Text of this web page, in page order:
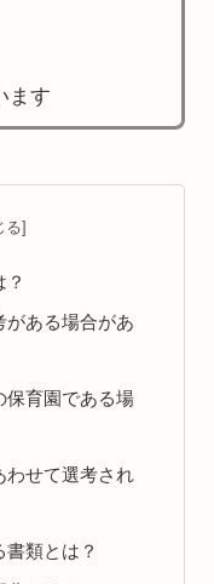
ます
がある場合があ
保育園である場
わせて選考され
類とは？